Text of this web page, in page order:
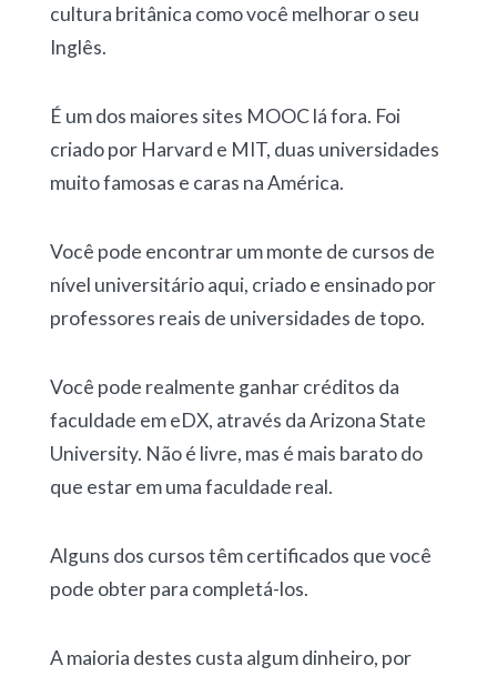
cultura britânica como você melhorar o seu
Inglês.
É um dos maiores sites MOOC lá fora. Foi
criado por Harvard e MIT, duas universidades
muito famosas e caras na América.
Você pode encontrar um monte de cursos de
nível universitário aqui, criado e ensinado por
professores reais de universidades de topo.
Você pode realmente ganhar créditos da
faculdade em eDX, através da Arizona State
University. Não é livre, mas é mais barato do
que estar em uma faculdade real.
Alguns dos cursos têm certificados que você
pode obter para completá-los.
A maioria destes custa algum dinheiro, por